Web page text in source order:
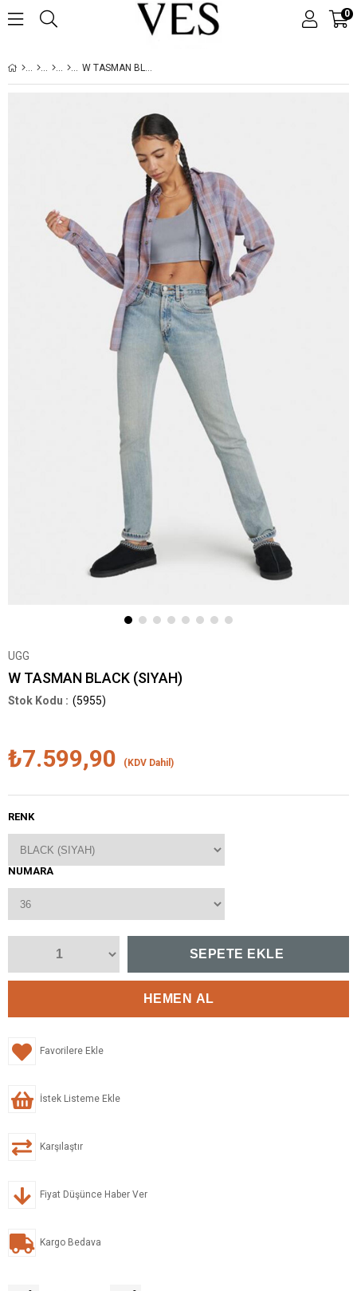
0
W TASMAN BLACK (SIYAH)
UGG
W TASMAN BLACK (SIYAH)
(5955)
₺7.599,90 (KDV Dahil)
RENK
NUMARA
Favorilere Ekle
İstek Listeme Ekle
Karşılaştır
Fiyat Düşünce Haber Ver
Kargo Bedava